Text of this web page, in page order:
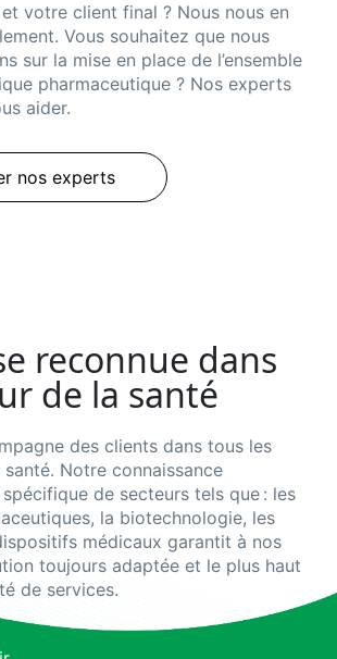
votre client final ? Nous nous en
Vous souhaitez que nous
sur la mise en place de l’ensemble
pharmaceutique ? Nos experts
aider.
nos experts
reconnue dans
de la santé
des clients dans tous les
. Notre connaissance
de secteurs tels que: les
la biotechnologie, les
médicaux garantit à nos
n toujours adaptée et le plus haut
de services.
Logistique